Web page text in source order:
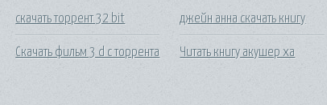
скачать торрент 32 bit
Скачать фильм 3 d с торрента
джейн анна скачать книгу
Читать книгу акушер ха